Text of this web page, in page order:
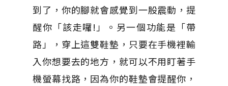
到了，你的腳就會感覺到一股震動，提
醒你「該走囉!」。另一個功能是「帶
路」，穿上這雙鞋墊，只要在手機裡輸
入你想要去的地方，就可以不用盯著手
機螢幕找路，因為你的鞋墊會提醒你，